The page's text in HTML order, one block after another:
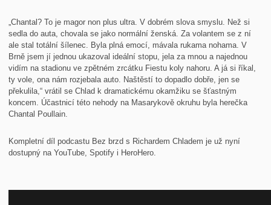
„Chantal? To je magor non plus ultra. V dobrém slova smyslu. Než si
sedla do auta, chovala se jako normální ženská. Za volantem se z ní
ale stal totální šílenec. Byla plná emocí, mávala rukama nohama. V
Brně jsem jí jednou ukazoval ideální stopu, jela za mnou a najednou
vidím na stadionu ve zpětném zrcátku Fiestu koly nahoru. A já si říkal,
ty vole, ona nám rozjebala auto. Naštěstí to dopadlo dobře, jen se
překulila,“ vrátil se Chlad k dramatickému okamžiku se šťastným
koncem. Účastnicí této nehody na Masarykově okruhu byla herečka
Chantal Poullain.
Kompletní díl podcastu Bez brzd s Richardem Chladem je už nyní
dostupný na YouTube, Spotify i HeroHero.